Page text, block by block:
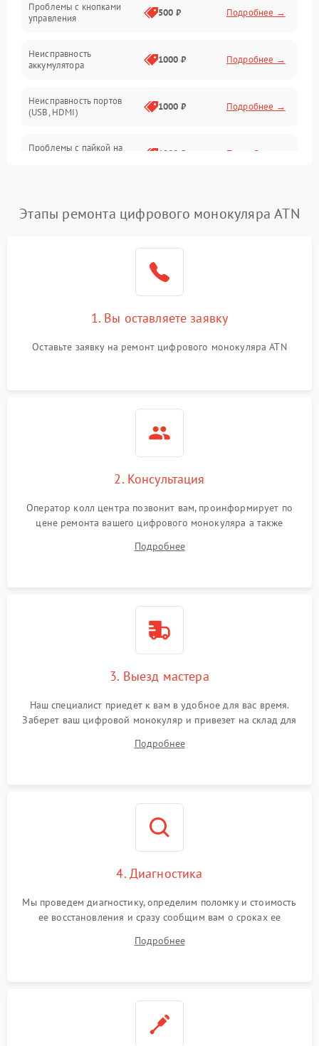
Механические повреждения
Проблемы с кнопками
управления
500 ₽ Подробнее →
Неисправность
аккумулятора
1000 ₽ Подробнее →
Неисправность портов
(USB, HDMI)
1000 ₽ Подробнее →
Проблемы с пайкой на
1000 ₽ Подробнее →
500 ₽
1500 ₽
изображения
1000 ₽ Подробнее →
2000 ₽
Проблемы с заземлением 1000 ₽
Повреждение печатной
платы
Этапы ремонта цифрового монокуляра ATN
1. Вы оставляете заявку
Оставьте заявку на ремонт цифрового монокуляра ATN
2. Консультация
Оператор колл центра позвонит вам, проинформирует по
цене ремонта вашего цифрового монокуляра а также
Подробнее
3. Выезд мастера
Наш специалист приедет к вам в удобное для вас время.
Заберет ваш цифровой монокуляр и привезет на склад для
Подробнее
4. Диагностика
Мы проведем диагностику, определим поломку и стоимость
ее восстановления и сразу сообщим вам о сроках ее
Подробнее